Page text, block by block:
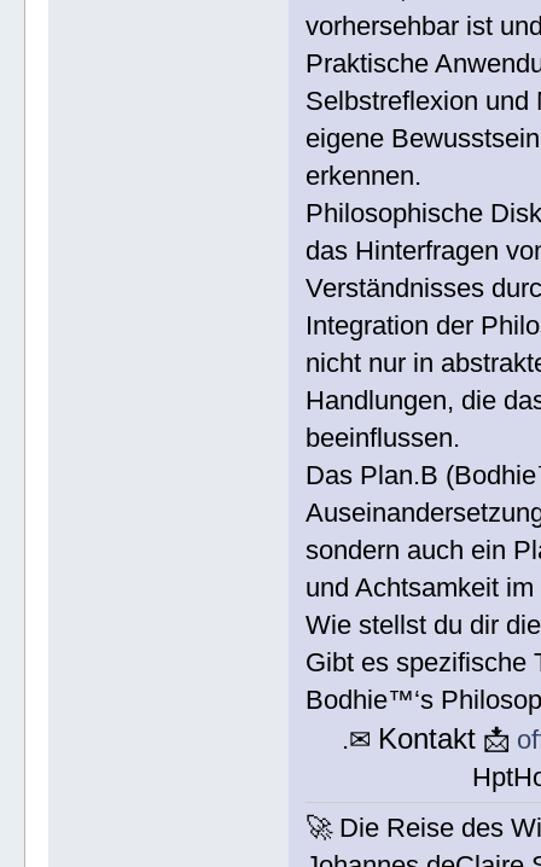
vorhersehbar ist
Praktische
Selbstreflexion und
eigene
erkennen.
Philosophische
das Hinterfragen
Verständnisses
Integration der
nicht nur in
Handlungen, die
beeinflussen.
Das Plan.B
sondern auch ein
und Achtsamkeit
Wie stellst du dir
Gibt es spezifische
Bodhie™‘s
.✉ Kontakt 📩
🚀 Die Reise des